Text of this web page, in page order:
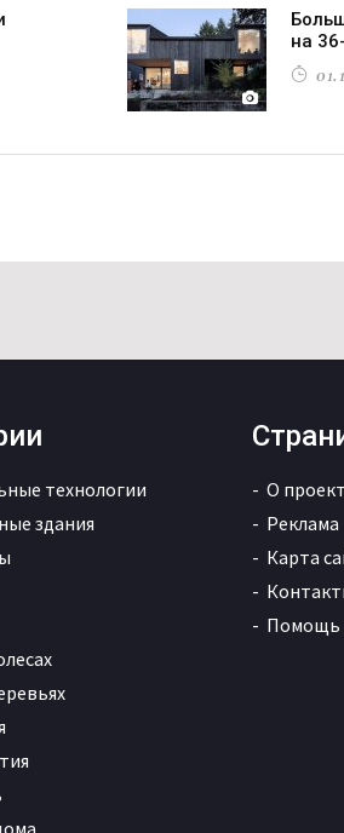
на
технологии
здания
О
Реклама
Карта
Помощь